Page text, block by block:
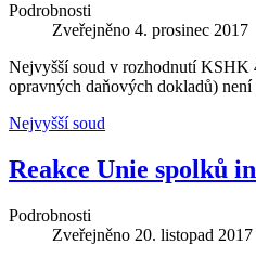
Podrobnosti
Zveřejněno 4. prosinec 2017
Nejvyšší soud v rozhodnutí KSHK
opravných daňových dokladů)
Nejvyšší soud
Reakce Unie spolků
Podrobnosti
Zveřejněno 20. listopad 2017